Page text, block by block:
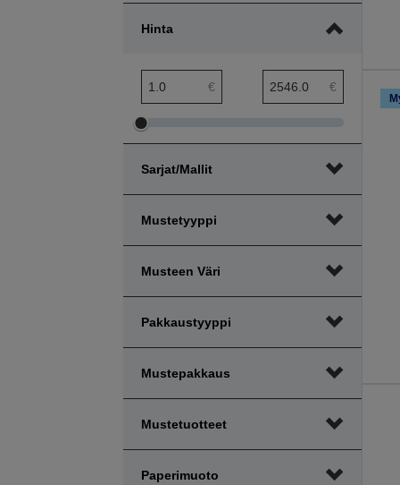
Hinta
€ hinta suurin etäisyys
€
Säädä
pienintä
etäisyyttä
Säädä
suurinta
etäisyyttä
Sarjat/mallit
Mustetyyppi
Musteen Väri
Pakkaustyyppi
Mustepakkaus
Mustetuotteet
Paperimuoto